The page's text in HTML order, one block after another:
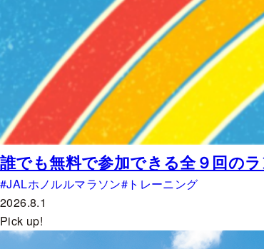
誰でも無料で参加できる全９回の
JALホノルルマラソン
トレーニング
2026.8.1
Pick up!